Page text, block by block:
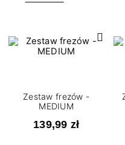
Zestaw frezów -
MEDIUM
139,99 zł